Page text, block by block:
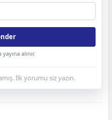
alınır.
İlk yorumu siz yazın.